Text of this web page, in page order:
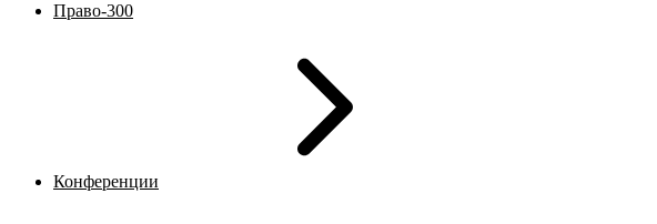
Право-300
Конференции